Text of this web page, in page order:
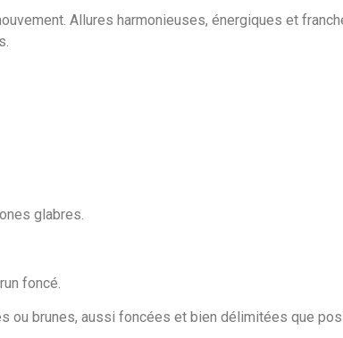
Allures harmonieuses, énergiques et
glabres.
foncé.
ou brunes, aussi foncées et bien délimitées que